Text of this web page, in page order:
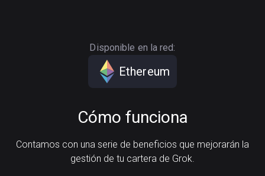
Disponible en la red:
Ethereum
Cómo funciona
Contamos con una serie de beneficios que mejorarán la
gestión de tu cartera de Grok.